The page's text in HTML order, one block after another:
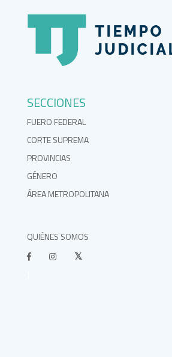
SECCIONES
FUERO FEDERAL
CORTE SUPREMA
PROVINCIAS
GÉNERO
ÁREA METROPOLITANA
QUIÉNES SOMOS